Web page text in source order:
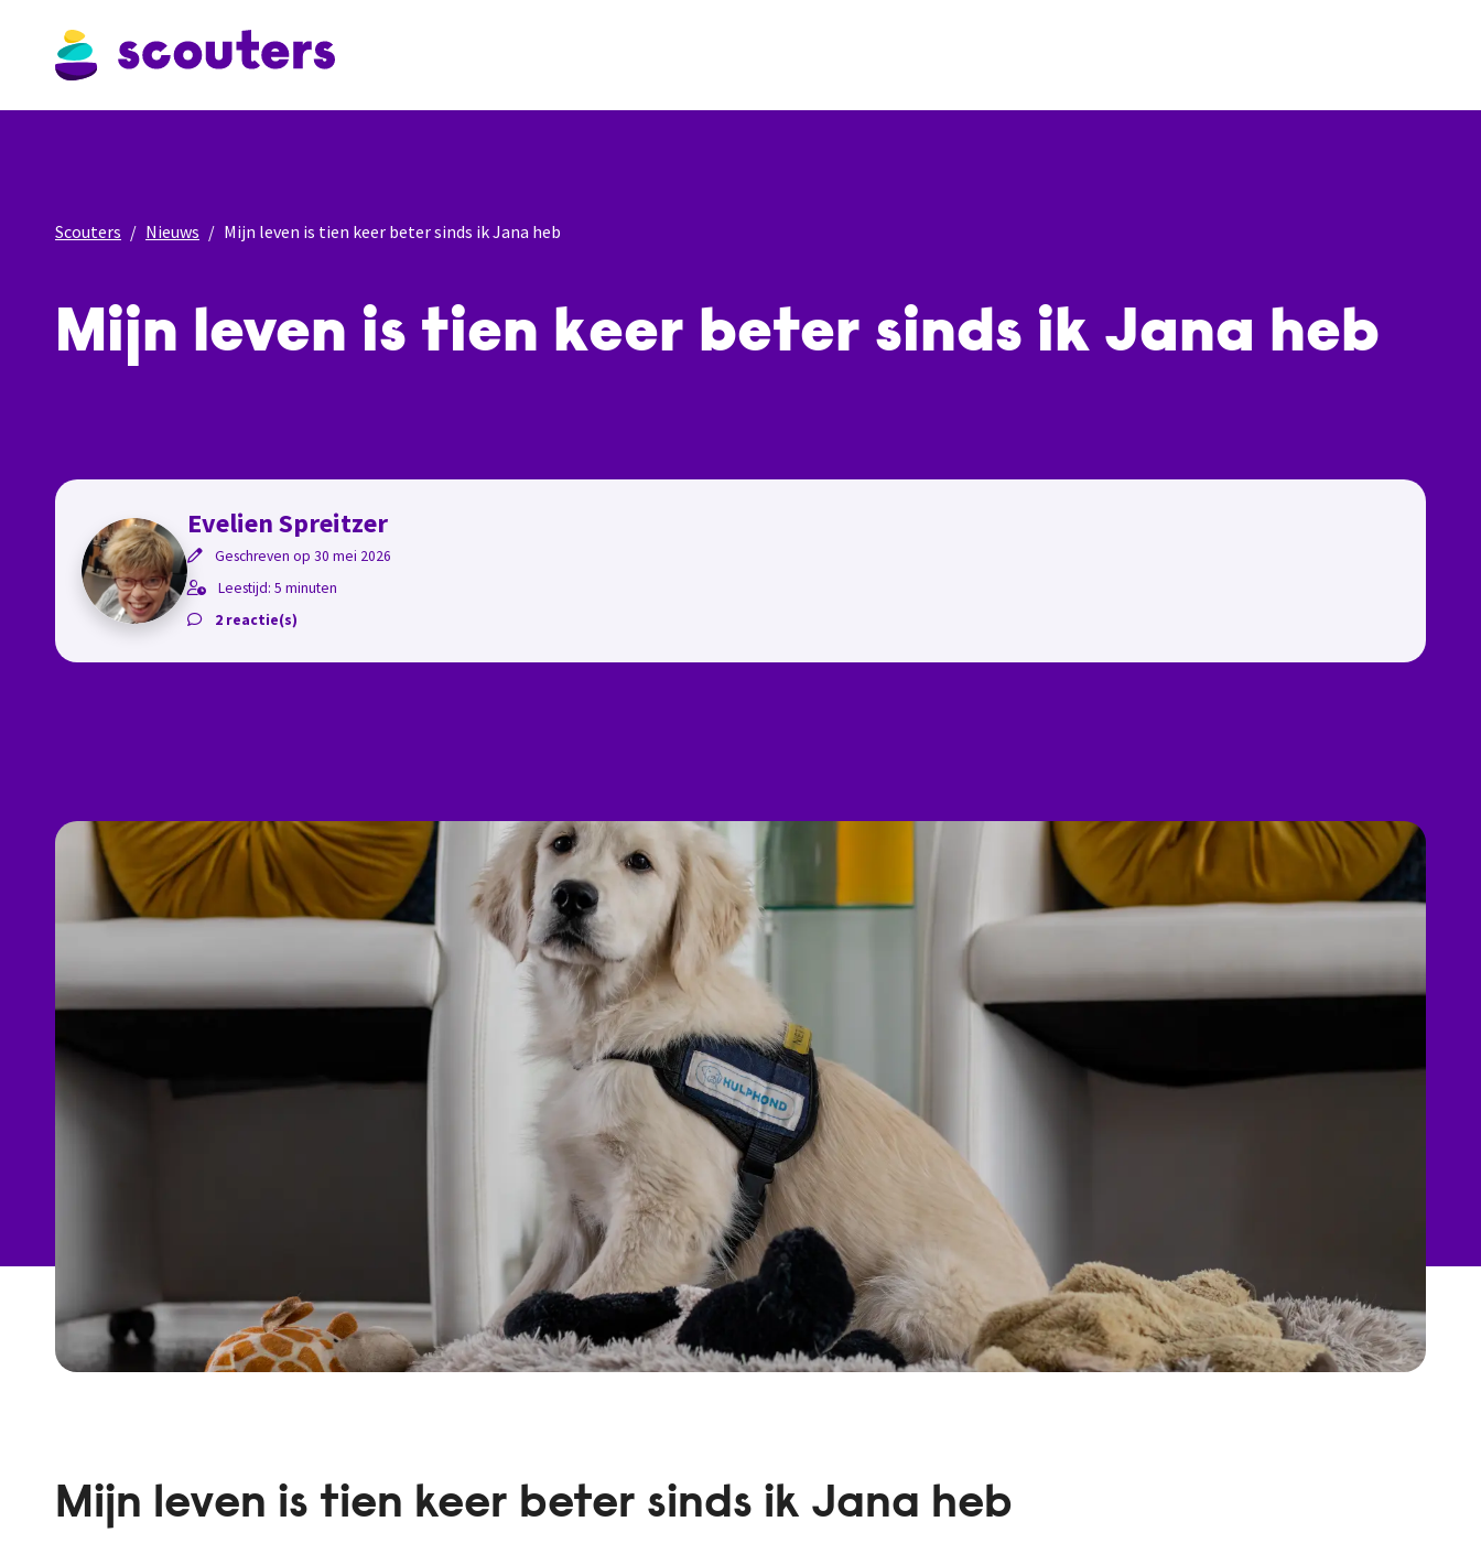
Scouters Nieuws Mijn leven is tien keer beter sinds ik Jana heb
Mijn leven is tien keer beter sinds ik Jana heb
Evelien Spreitzer
Geschreven op 30 mei 2026
Leestijd: 5 minuten
2 reactie(s)
Mijn leven is tien keer beter sinds ik Jana heb